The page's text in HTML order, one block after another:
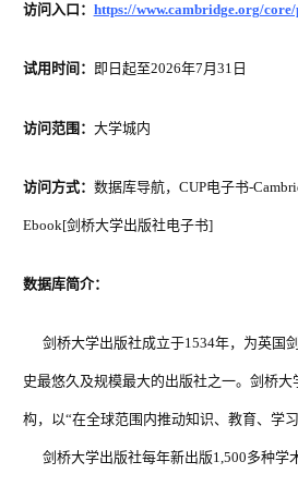
访问入口： https://www.cambridge.org/
试用时间： 即日起至2026年7月31日
访问范围： 大学城内
访问方式： 数据库导航，CUP电子书-
Ebook[剑桥大学出版社电子书]
数据库简介：
剑桥大学出版社成立于1534年，为英国
史最悠久及规模最大的出版社之一。剑桥
构，以“在全球范围内推动知识、教育、学
剑桥大学出版社每年新出版1,500多种学